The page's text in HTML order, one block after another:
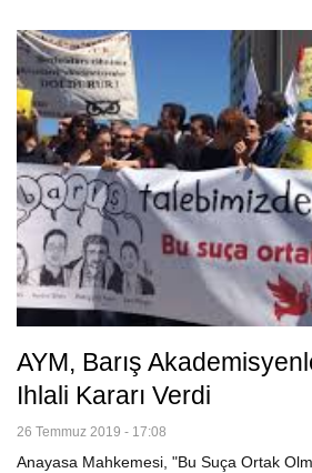
AYM, Barış
Ihlali Kararı Verdi
26 Temmuz 2019 - 17:08
Anayasa Mahkemesi, "Bu Suça Ortak